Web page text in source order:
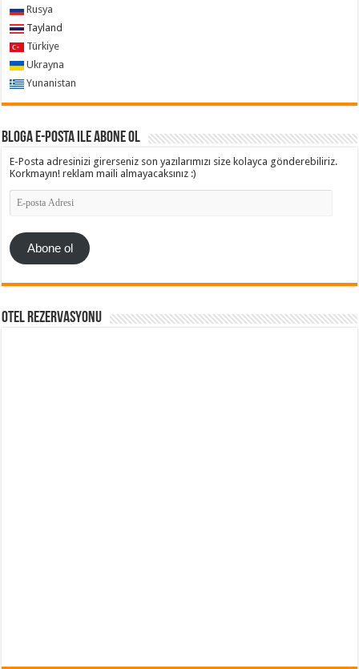
Rusya
Tayland
Türkiye
Ukrayna
Yunanistan
Bloga e-posta ile abone ol
E-Posta adresinizi girerseniz son yazılarımızı size kolayca gönderebiliriz.
Korkmayın! reklam maili almayacaksınız :)
E-
posta
Abone ol
Otel Rezervasyonu